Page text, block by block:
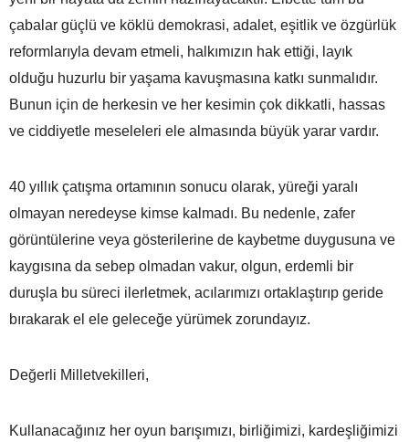
çabalar güçlü ve köklü demokrasi, adalet, eşitlik ve özgürlük
reformlarıyla devam etmeli, halkımızın hak ettiği, layık
olduğu huzurlu bir yaşama kavuşmasına katkı sunmalıdır.
Bunun için de herkesin ve her kesimin çok dikkatli, hassas
ve ciddiyetle meseleleri ele almasında büyük yarar vardır.
40 yıllık çatışma ortamının sonucu olarak, yüreği yaralı
olmayan neredeyse kimse kalmadı. Bu nedenle, zafer
görüntülerine veya gösterilerine de kaybetme duygusuna ve
kaygısına da sebep olmadan vakur, olgun, erdemli bir
duruşla bu süreci ilerletmek, acılarımızı ortaklaştırıp geride
bırakarak el ele geleceğe yürümek zorundayız.
Değerli Milletvekilleri,
Kullanacağınız her oyun barışımızı, birliğimizi, kardeşliğimizi